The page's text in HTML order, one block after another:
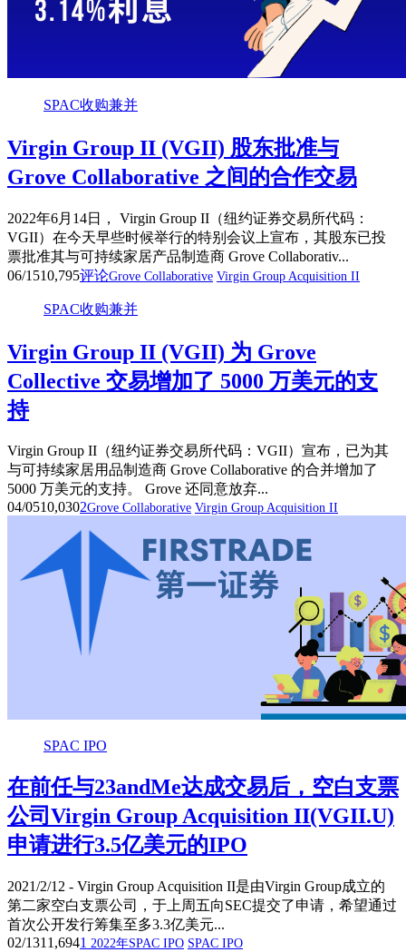
SPAC收购兼并
Virgin Group II (VGII) 股东批准与
Grove Collaborative 之间的合作交易
2022年6月14日， Virgin Group II（纽约证券交易所代码：
VGII）在今天早些时候举行的特别会议上宣布，其股东已投
票批准其与可持续家居产品制造商 Grove Collaborativ...
06/1510,795评论Grove Collaborative Virgin Group Acquisition II
SPAC收购兼并
Virgin Group II (VGII) 为 Grove
Collective 交易增加了 5000 万美元的支
持
Virgin Group II（纽约证券交易所代码：VGII）宣布，已为其
与可持续家居用品制造商 Grove Collaborative 的合并增加了
5000 万美元的支持。 Grove 还同意放弃...
04/0510,0302Grove Collaborative Virgin Group Acquisition II
SPAC IPO
在前任与23andMe达成交易后，空白支票
公司Virgin Group Acquisition II(VGII.U)
申请进行3.5亿美元的IPO
2021/2/12 - Virgin Group Acquisition II是由Virgin Group成立的
第二家空白支票公司，于上周五向SEC提交了申请，希望通过
首次公开发行筹集至多3.3亿美元...
02/1311,6941 2022年SPAC IPO SPAC IPO